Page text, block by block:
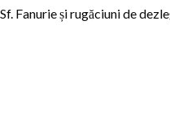
Fanurie și rugăciuni de